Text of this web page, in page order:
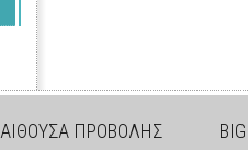
ΑΙΘΟΥΣΑ ΠΡΟΒΟΛΗΣ